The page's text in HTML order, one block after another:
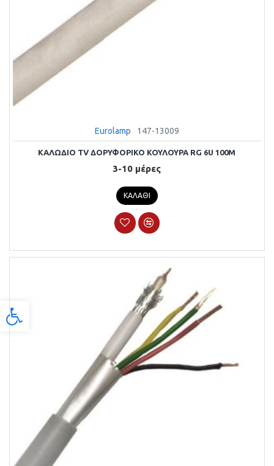
Προσβασιμότητα
Eurolamp 147-13009
ΚΑΛΩΔΙΟ TV ΔΟΡΥΦΟΡΙΚΟ ΚΟΥΛΟΥΡΑ RG 6U 100M
3-10 μέρες
ΚΑΛΆΘΙ